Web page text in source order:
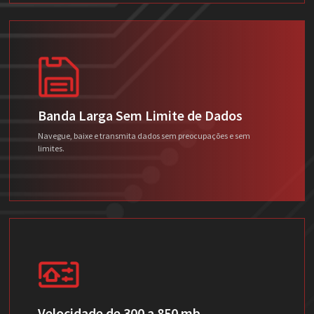
Banda Larga Sem Limite de Dados
Navegue, baixe e transmita dados sem preocupações e sem
limites.